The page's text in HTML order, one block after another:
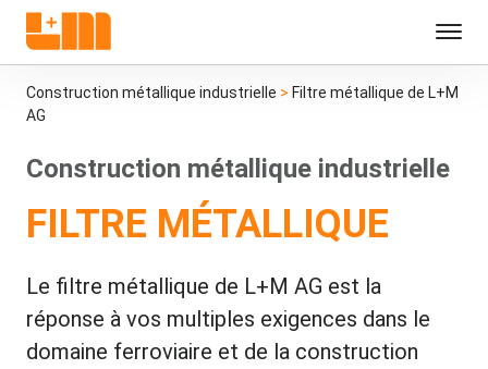
Construction métallique industrielle > Filtre métallique de L+M
AG
Construction métallique industrielle
FILTRE MÉTALLIQUE
Le filtre métallique de L+M AG est la
réponse à vos multiples exigences dans le
domaine ferroviaire et de la construction